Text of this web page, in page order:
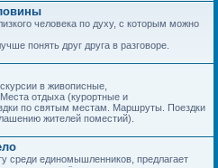
человека по духу, с которым можно
понять друг друга в разговоре.
в живописные,
отдыха (курортные и
по святым местам. Маршруты. Поездки
жителей поместий).
среди единомышленников, предлагает